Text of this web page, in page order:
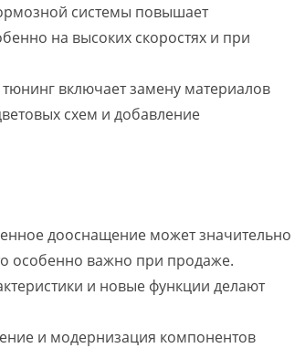
системы повышает
на высоких скоростях и при
включает замену материалов
схем и добавление
дооснащение может значительно
особенно важно при продаже.
и новые функции делают
и модернизация компонентов